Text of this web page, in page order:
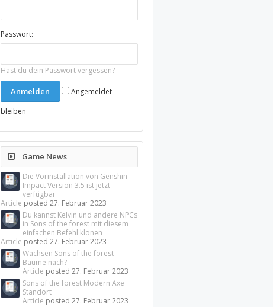
Passwort:
Hast du dein Passwort vergessen?
Angemeldet
bleiben
Game News
Die Vorinstallation von Genshin
Impact Version 3.5 ist jetzt
verfügbar
Article posted27. Februar 2023
Du kannst Kelvin und andere NPCs
in Sons of the forest mit diesem
einfachen Befehl klonen
Article posted27. Februar 2023
Wachsen Sons of the forest-
Bäume nach?
Article posted27. Februar 2023
Sons of the forest Modern Axe
Standort
Article posted27. Februar 2023